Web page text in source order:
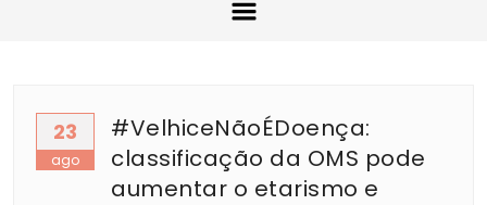
23
ago
#VelhiceNãoÉDoença:
classificação da OMS pode
aumentar o etarismo e